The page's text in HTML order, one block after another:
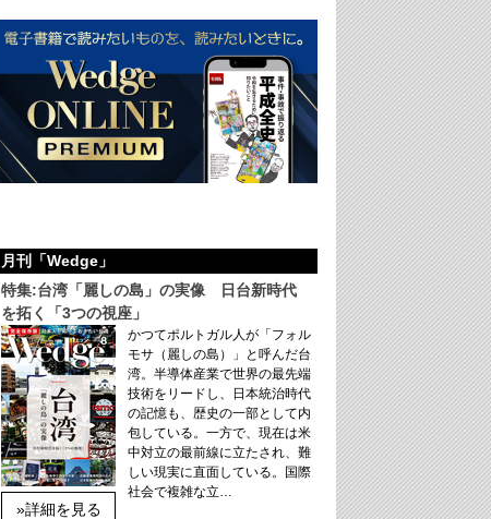
月刊「Wedge」
特集:台湾「麗しの島」の実像 日台新時代
を拓く「3つの視座」
»詳細を見る
かつてポルトガル人が「フォル
モサ（麗しの島）」と呼んだ台
湾。半導体産業で世界の最先端
技術をリードし、日本統治時代
の記憶も、歴史の一部として内
包している。一方で、現在は米
中対立の最前線に立たされ、難
しい現実に直面している。国際
社会で複雑な立…